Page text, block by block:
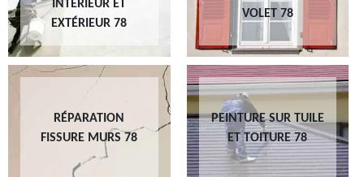
INTÉRIEUR ET
EXTÉRIEUR 78
VOLET 78
RÉPARATION
FISSURE MURS 78
PEINTURE SUR TUILE
ET TOITURE 78